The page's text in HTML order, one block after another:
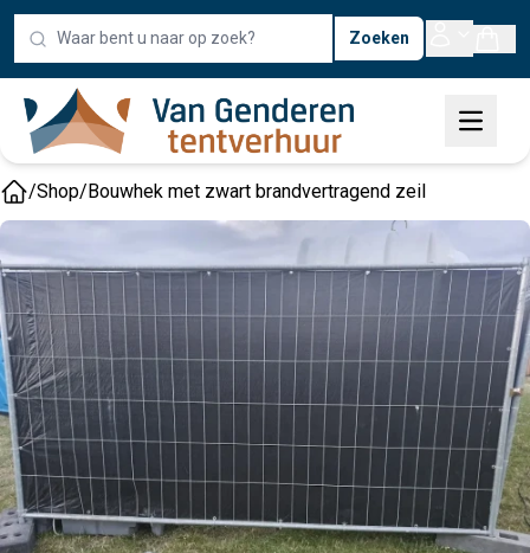
Zoeken
Home
/Shop/Bouwhek met zwart brandvertragend zeil